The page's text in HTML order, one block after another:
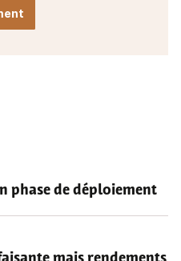
phase de déploiement